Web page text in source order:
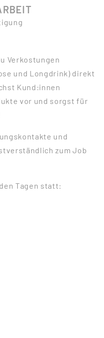
Verkostungen
und Longdrink) direkt
Kund:innen
vor und sorgst für
und
zum Job
Tagen statt: